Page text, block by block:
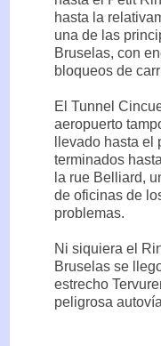
hasta la
una de las
Bruselas, con
bloqueos de
El Tunnel
aeropuerto
llevado hasta
terminados
la rue Belliard,
de oficinas de
problemas.
Ni siquiera el
Bruselas se
estrecho
peligrosa